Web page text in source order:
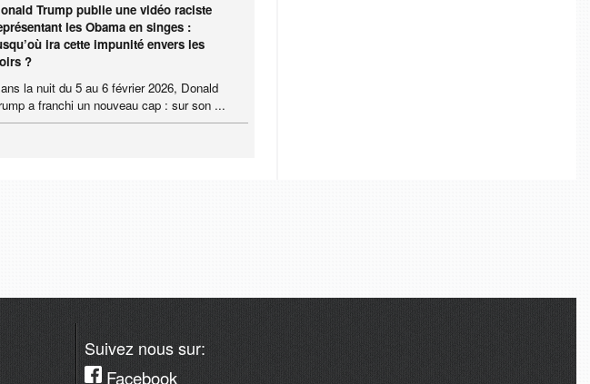
Trump publie une vidéo raciste
les Obama en singes :
ira cette impunité envers les
?
la nuit du 5 au 6 février 2026, Donald
a franchi un nouveau cap : sur son ...
Suivez nous sur:
Facebook